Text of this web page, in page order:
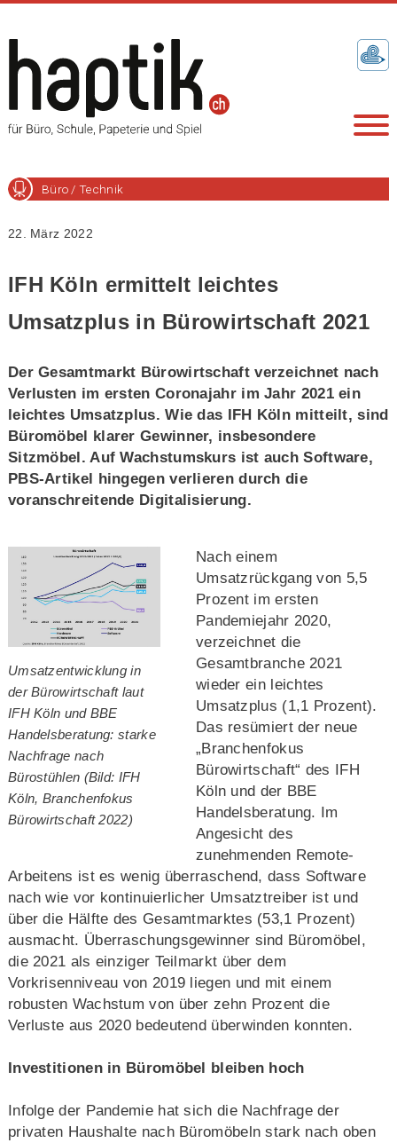
Büro / Technik
22. März 2022
IFH Köln ermittelt leichtes
Umsatzplus in Bürowirtschaft 2021
Der Gesamtmarkt Bürowirtschaft verzeichnet nach
Verlusten im ersten Coronajahr im Jahr 2021 ein
leichtes Umsatzplus. Wie das IFH Köln mitteilt, sind
Büromöbel klarer Gewinner, insbesondere
Sitzmöbel. Auf Wachstumskurs ist auch Software,
PBS-Artikel hingegen verlieren durch die
voranschreitende Digitalisierung.
Umsatzentwicklung in
der Bürowirtschaft laut
IFH Köln und BBE
Handelsberatung: starke
Nachfrage nach
Bürostühlen (Bild: IFH
Köln, Branchenfokus
Bürowirtschaft 2022)
Nach einem
Umsatzrückgang von 5,5
Prozent im ersten
Pandemiejahr 2020,
verzeichnet die
Gesamtbranche 2021
wieder ein leichtes
Umsatzplus (1,1 Prozent).
Das resümiert der neue
„Branchenfokus
Bürowirtschaft“ des IFH
Köln und der BBE
Handelsberatung. Im
Angesicht des
zunehmenden Remote-
Arbeitens ist es wenig überraschend, dass Software
nach wie vor kontinuierlicher Umsatztreiber ist und
über die Hälfte des Gesamtmarktes (53,1 Prozent)
ausmacht. Überraschungsgewinner sind Büromöbel,
die 2021 als einziger Teilmarkt über dem
Vorkrisenniveau von 2019 liegen und mit einem
robusten Wachstum von über zehn Prozent die
Verluste aus 2020 bedeutend überwinden konnten.
Investitionen in Büromöbel bleiben hoch
Infolge der Pandemie hat sich die Nachfrage der
privaten Haushalte nach Büromöbeln stark nach oben